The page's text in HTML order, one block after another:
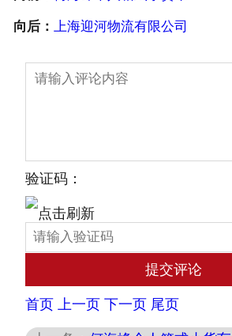
向后： 上海迎河物流有限公司
验证码：
首页 上一页 下一页 尾页